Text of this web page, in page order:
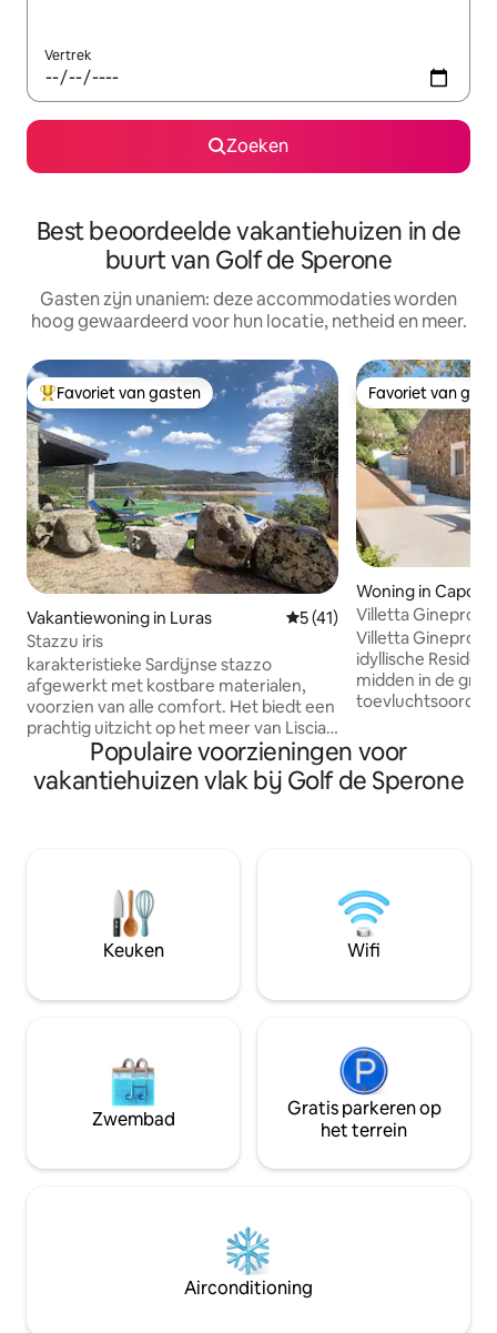
Vertrek
Zoeken
Best beoordeelde vakantiehuizen in de
buurt van Golf de Sperone
Gasten zijn unaniem: deze accommodaties worden
hoog gewaardeerd voor hun locatie, netheid en meer.
Topfavoriet van gasten
Favoriet van gasten
Vakantiewoning in Luras Gemiddelde beoordeling
5 (41)
Stazzu iris
karakteristieke Sardijnse stazzo
afgewerkt met kostbare materialen,
voorzien van alle comfort. Het biedt een
prachtig uitzicht op het meer van Liscia,
een grote groene ruimte om
ontspannende dagen door te brengen.
Ideaal voor wie houdt van vissen en
BALTOLU. Er kunnen excursies worden
gemaakt op het Limbara-massief op
1360 meter. Op 10 km afstand ligt
Calangianus met zijn beroemde
Pascaredda.
Favoriet van
Favoriet van
Woning in Capo
Villetta Ginepro
Villetta Ginepro
idyllische
midden in de
toevluchtsoord
gerenoveerde
minuten lopen
Portu Mannu en
omgeving te
slechts zeven
Populaire voorzieningen voor
vakantiehuizen vlak bij Golf de Sperone
Keuken Wifi
Zwembad
Gratis parkeren op
het terrein
Airconditioning